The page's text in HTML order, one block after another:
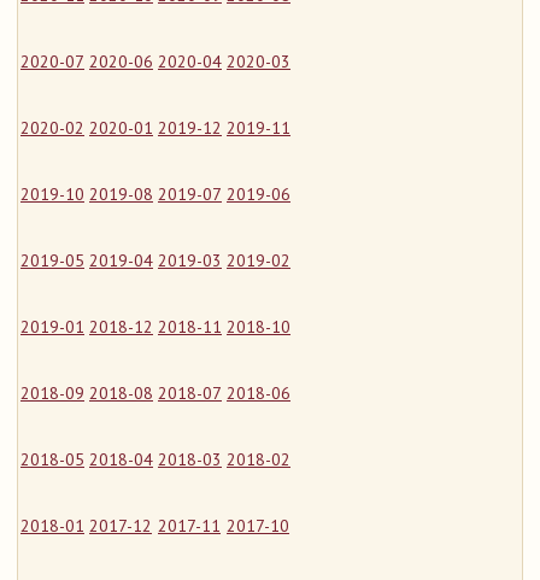
2020-07 2020-06 2020-04 2020-03
2020-02 2020-01 2019-12 2019-11
2019-10 2019-08 2019-07 2019-06
2019-05 2019-04 2019-03 2019-02
2019-01 2018-12 2018-11 2018-10
2018-09 2018-08 2018-07 2018-06
2018-05 2018-04 2018-03 2018-02
2018-01 2017-12 2017-11 2017-10